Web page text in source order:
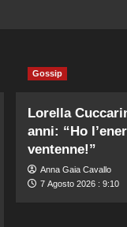
Gossip
Lorella
anni: “Ho
ventenne!”
Anna Gaia Cavallo
7 Agosto 2026 : 9:10